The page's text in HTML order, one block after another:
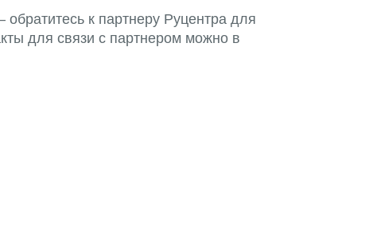
к партнеру Руцентра для
для связи с партнером можно в